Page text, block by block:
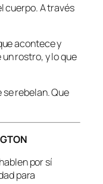
cuerpo. A través
acontece y
rostro, y lo que
se rebelan. Que
por sí
para